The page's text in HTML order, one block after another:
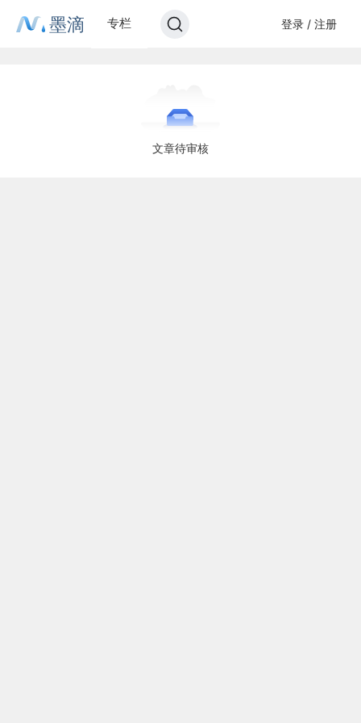
墨滴 专栏 登录 / 注册
文章待审核